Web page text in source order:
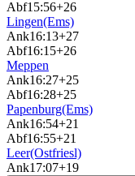
Abf15:56+26
Lingen(Ems)
Ank16:13+27
Abf16:15+26
Meppen
Ank16:27+25
Abf16:28+25
Papenburg(Ems)
Ank16:54+21
Abf16:55+21
Leer(Ostfriesl)
Ank17:07+19